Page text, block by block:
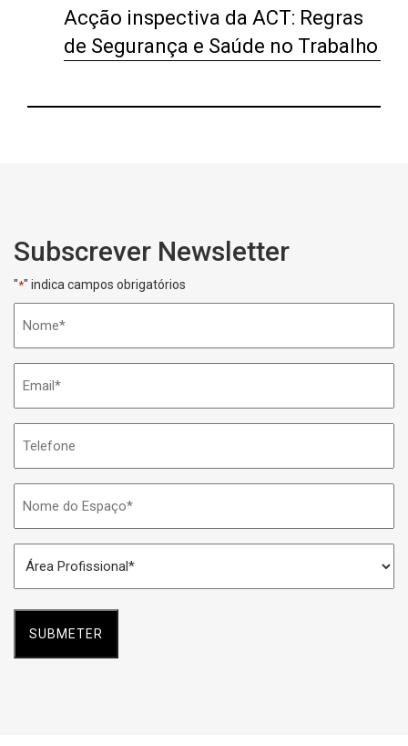
Acção inspectiva da ACT: Regras
de Segurança e Saúde no Trabalho
Subscrever Newsletter
"*" indica campos obrigatórios
do
Espaço
Profissional
*